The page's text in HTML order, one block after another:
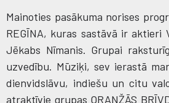
Mainoties pasākuma norises
REGĪNA, kuras sastāvā ir aktieri
Jēkabs Nīmanis. Grupai
uzvedību. Mūziķi, sev ierastā
dienvidslāvu, indiešu un citu
atraktīvie grupas ORANŽĀS